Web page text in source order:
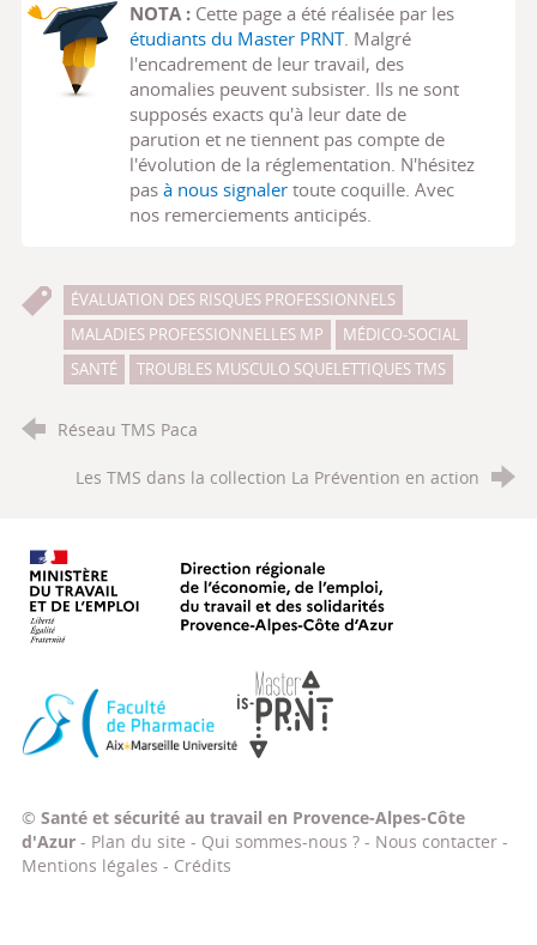
NOTA :Cette page a été réalisée par les
étudiants du Master PRNT. Malgré
l'encadrement de leur travail, des
anomalies peuvent subsister. Ils ne sont
supposés exacts qu'à leur date de
parution et ne tiennent pas compte de
l'évolution de la réglementation. N'hésitez
pas à nous signalertoute coquille. Avec
nos remerciements anticipés.
ÉVALUATION DES RISQUES PROFESSIONNELS
MALADIES PROFESSIONNELLES MP
MÉDICO-SOCIAL
SANTÉ
TROUBLES MUSCULO SQUELETTIQUES TMS
Réseau TMS Paca
Les TMS dans la collection La Prévention en action
Ministère du travail, de l'emploi,
© Santé et sécurité au travail en Provence-Alpes-Côte
d'Azur- Plan du site - Qui sommes-nous ?- Nous contacter-
Mentions légales - Crédits